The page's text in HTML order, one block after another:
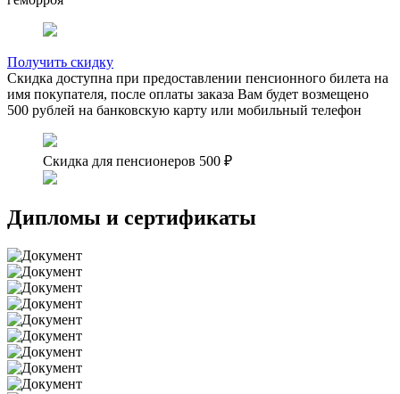
Получить скидку
Скидка доступна при предоставлении пенсионного билета на
имя покупателя, после оплаты заказа Вам будет возмещено
500 рублей на банковскую карту или мобильный телефон
Скидка для пенсионеров 500 ₽
Дипломы и сертификаты